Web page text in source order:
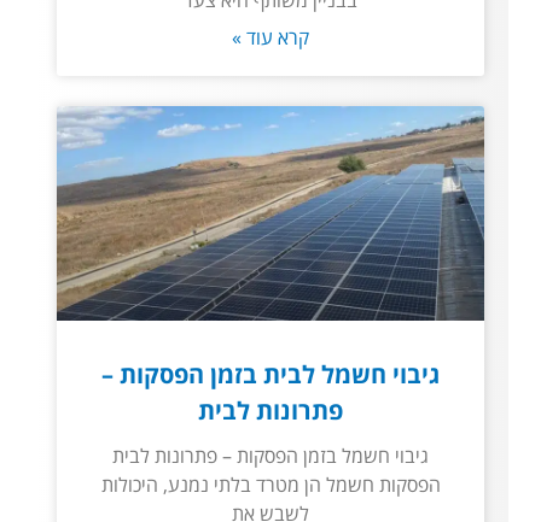
קרא עוד »
גיבוי חשמל לבית בזמן הפסקות –
פתרונות לבית
גיבוי חשמל בזמן הפסקות – פתרונות לבית
הפסקות חשמל הן מטרד בלתי נמנע, היכולות
לשבש את